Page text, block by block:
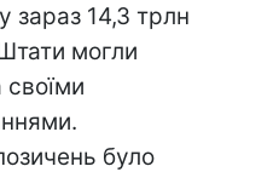
зараз 14,3 трлн
могли
було